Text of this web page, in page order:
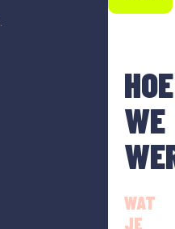
HOE
WE
WAT
JE